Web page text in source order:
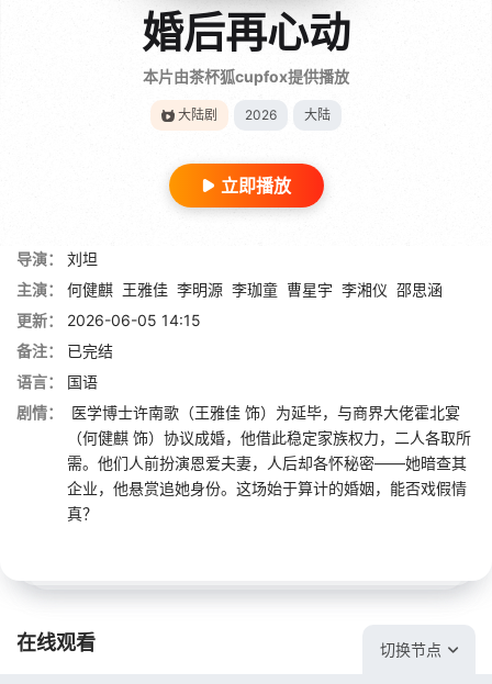
婚后再心动
本片由茶杯狐cupfox提供播放
大陆剧 2026 大陆
立即播放
导演：
刘坦
主演：
何健麒 王雅佳 李明源 李珈童 曹星宇 李湘仪 邵思涵
更新：
2026-06-05 14:15
备注：
已完结
语言：
国语
剧情：
医学博士许南歌（王雅佳 饰）为延毕，与商界大佬霍北宴
（何健麒 饰）协议成婚，他借此稳定家族权力，二人各取所
需。他们人前扮演恩爱夫妻，人后却各怀秘密——她暗查其
企业，他悬赏追她身份。这场始于算计的婚姻，能否戏假情
真？
在线观看 切换节点